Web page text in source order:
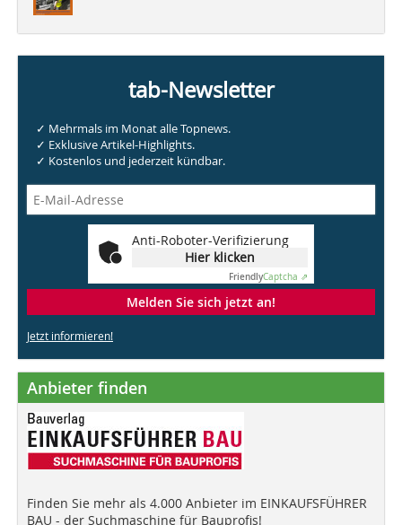
tab-Newsletter
✓ Mehrmals im Monat alle Topnews.
✓ Exklusive Artikel-Highlights.
✓ Kostenlos und jederzeit kündbar.
Anti-Roboter-Verifizierung
Hier klicken
FriendlyCaptcha ⇗
Melden Sie sich jetzt an!
Jetzt informieren!
Anbieter finden
Finden Sie mehr als 4.000 Anbieter im EINKAUFSFÜHRER
BAU - der Suchmaschine für Bauprofis!